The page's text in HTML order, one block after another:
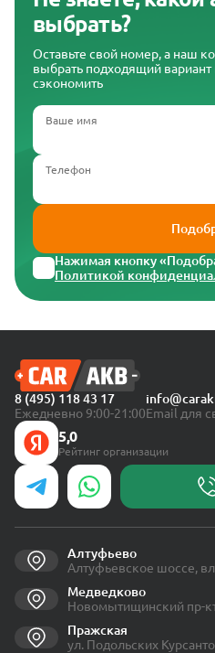
выбрать?
Оставьте свой номер, а наш
выбрать подходящий вариант
сэкономить
Ваше имя
Телефон
Нажимая кнопку
Политикой
8 (495) 118 43 17
Ежедневно 9:00-21:00Email для
5,0
Рейтинг организации
Алтуфьево
Алтуфьевское шоссе,
Медведково
Новомытищинский пр-
Пражская
ул. Подольских